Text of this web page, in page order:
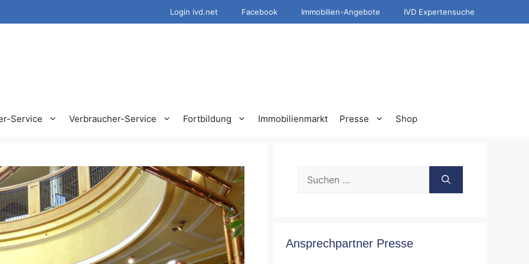
Login ivd.net Facebook Immobilien-Angebote IVD Expertensuche
Service Verbraucher-Service Fortbildung Immobilienmarkt Presse Shop
nach:
Ansprechpartner Presse